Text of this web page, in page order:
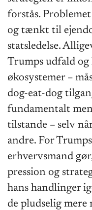
forstås.
og tænkt til
statsledelse.
Trumps udfald
økosystemer –
dog-eat-dog
fundamentalt
tilstande – selv
andre. For
erhvervsmand
pression og
hans handlinger
de pludselig mere